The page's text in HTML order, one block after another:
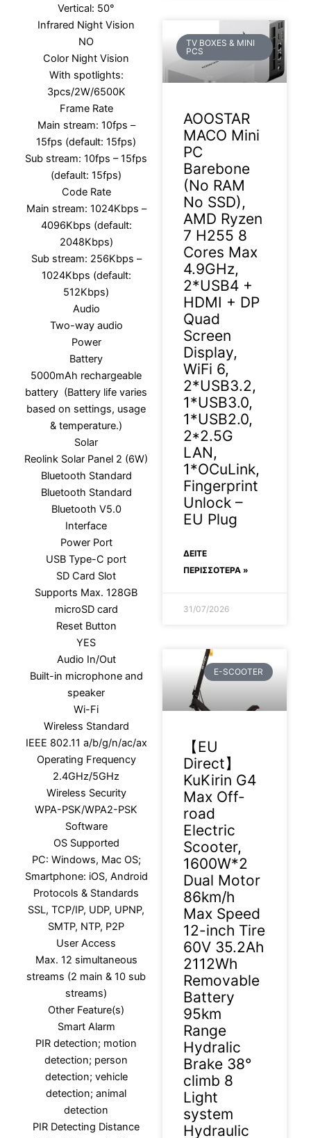
Vertical: 50°
Infrared Night Vision
NO
Color Night Vision
With spotlights:
3pcs/2W/6500K
Frame Rate
Main stream: 10fps –
15fps (default: 15fps)
Sub stream: 10fps – 15fps
(default: 15fps)
Code Rate
Main stream: 1024Kbps –
4096Kbps (default:
2048Kbps)
Sub stream: 256Kbps –
1024Kbps (default:
512Kbps)
Audio
Two-way audio
Power
Battery
5000mAh rechargeable
battery (Battery life varies
based on settings, usage
& temperature.)
Solar
Reolink Solar Panel 2 (6W)
Bluetooth Standard
Bluetooth Standard
Bluetooth V5.0
Interface
Power Port
USB Type-C port
SD Card Slot
Supports Max. 128GB
microSD card
Reset Button
YES
Audio In/Out
Built-in microphone and
speaker
Wi-Fi
Wireless Standard
IEEE 802.11 a/b/g/n/ac/ax
Operating Frequency
2.4GHz/5GHz
Wireless Security
WPA-PSK/WPA2-PSK
Software
OS Supported
PC: Windows, Mac OS;
Smartphone: iOS, Android
Protocols & Standards
SSL, TCP/IP, UDP, UPNP,
SMTP, NTP, P2P
User Access
Max. 12 simultaneous
streams (2 main & 10 sub
streams)
Other Feature(s)
Smart Alarm
PIR detection; motion
detection; person
detection; vehicle
detection; animal
detection
PIR Detecting Distance
TV BOXES & MINI
PCS
AOOSTAR
MACO Mini
PC
Barebone
(No RAM
No SSD),
AMD Ryzen
7 H255 8
Cores Max
4.9GHz,
2*USB4 +
HDMI + DP
Quad
Screen
Display,
WiFi 6,
2*USB3.2,
1*USB3.0,
1*USB2.0,
2*2.5G
LAN,
1*OCuLink,
Fingerprint
Unlock –
EU Plug
ΔΕΊΤΕ
ΠΕΡΙΣΣΟΤΕΡΑ »
31/07/2026
E-SCOOTER
【EU
Direct】
KuKirin G4
Max Off-
road
Electric
Scooter,
1600W*2
Dual Motor
86km/h
Max Speed
12-inch Tire
60V 35.2Ah
2112Wh
Removable
Battery
95km
Range
Hydralic
Brake 38°
climb 8
Light
system
Hydraulic